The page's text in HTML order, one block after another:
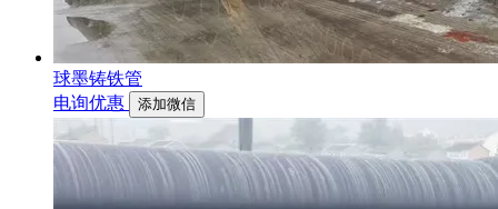
球墨铸铁管
电询优惠
添加微信